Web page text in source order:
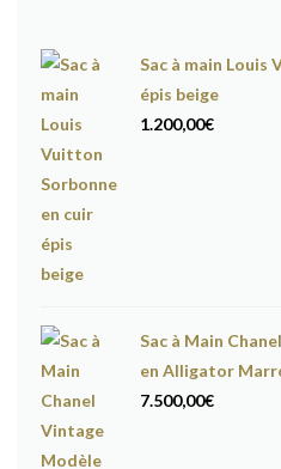
Sac à main Louis
épis beige
1.200,00€
Sac à Main
en Alligator
7.500,00€